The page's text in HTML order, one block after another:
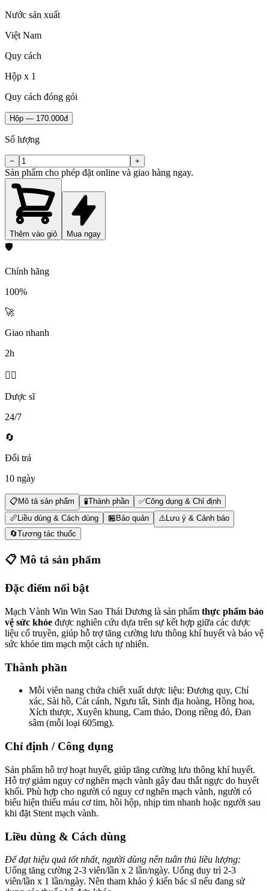
Nước sản xuất
Việt Nam
Quy cách
Hộp x 1
Quy cách đóng gói
Hộp — 170.000đ
Số lượng
− +
Sản phẩm cho phép đặt online và giao hàng ngay.
Thêm vào giỏ Mua ngay
🛡️
Chính hãng
100%
🚀
Giao nhanh
2h
👨‍⚕️
Dược sĩ
24/7
🔄
Đổi trả
10 ngày
📋 Mô tả sản phẩm 🧪Thành phần ✅Công dụng & Chỉ định
📏 Liều dùng & Cách dùng 🏪 Bảo quản ⚠️ Lưu ý & Cảnh báo
🔄Tương tác thuốc
📋 Mô tả sản phẩm
Đặc điểm nổi bật
Mạch Vành Win Win Sao Thái Dương là sản phẩm thực phẩm bảo
vệ sức khỏe được nghiên cứu dựa trên sự kết hợp giữa các dược
liệu cổ truyền, giúp hỗ trợ tăng cường lưu thông khí huyết và bảo vệ
sức khỏe tim mạch một cách tự nhiên.
Thành phần
Mỗi viên nang chứa chiết xuất dược liệu: Đương quy, Chỉ
xác, Sài hồ, Cát cánh, Ngưu tất, Sinh địa hoàng, Hồng hoa,
Xích thược, Xuyên khung, Cam thảo, Dong riềng đỏ, Đan
sâm (mỗi loại 605mg).
Chỉ định / Công dụng
Sản phẩm hỗ trợ hoạt huyết, giúp tăng cường lưu thông khí huyết.
Hỗ trợ giảm nguy cơ nghẽn mạch vành gây đau thắt ngực do huyết
khối. Phù hợp cho người có nguy cơ nghẽn mạch vành, người có
biểu hiện thiếu máu cơ tim, hồi hộp, nhịp tim nhanh hoặc người sau
khi đặt Stent mạch vành.
Liều dùng & Cách dùng
Để đạt hiệu quả tốt nhất, người dùng nên tuân thủ liều lượng:
Uống tăng cường 2-3 viên/lần x 2 lần/ngày. Uống duy trì 2-3
viên/lần x 1 lần/ngày. Nên tham khảo ý kiến bác sĩ nếu đang sử